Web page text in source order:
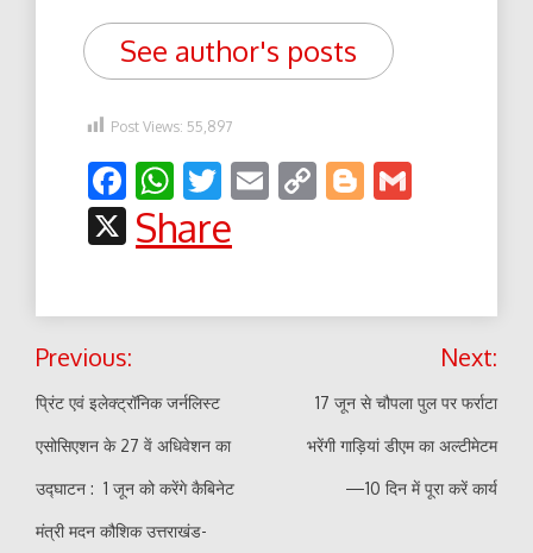
See author's posts
Post Views: 55,897
Facebook
WhatsApp
Twitter
EmailCopyBlogger
X
Share
Post
navigation
Previous:
प्रिंट एवं इलेक्ट्रॉनिक जर्नलिस्ट
एसोसिएशन के 27 वें अधिवेशन का
उद्घाटन : 1 जून को करेंगे कैबिनेट
मंत्री मदन कौशिक उत्तराखंड-
Next:
17 जून से चौपला पुल पर फर्राटा
भरेंगी गाड़ियां डीएम का अल्टीमेटम
—10 दिन में पूरा करें कार्य